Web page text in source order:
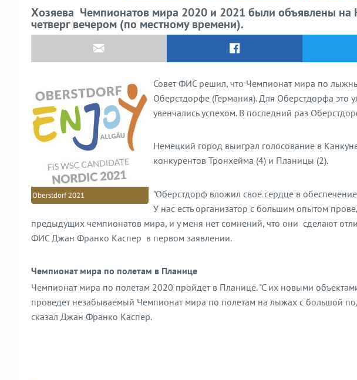
Хозяева Чемпионатов мира 2020 и 2021 были объявлены на
четверг вечером (по местному времени).
Oberstdorf 2021
Совет ФИС решил, что Чемпионат мира по
Оберстдорфе (Германия). Для Оберстдорфа это
увенчались успехом. В последний раз
Немецкий город выиграл голосование в
конкурентов Тронхейма (4) и Планицы (2).
"Оберстдорф вложил свое сердце в
У нас есть организатор с большим опытом
предыдущих чемпионатов мира, и у меня нет сомнений, что они сделают
ФИС Джан Франко Каспер в первом заявлении.
Чемпионат мира по полетам в Планице
Чемпионат мира по полетам 2020 пройдет в Планице."С их новыми
проведет незабываемый Чемпионат мира по полетам на лыжах с большой
сказал Джан Франко Kaспер.